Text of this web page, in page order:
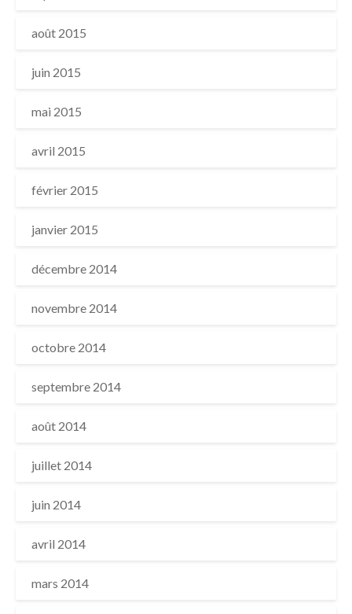
août 2015
juin 2015
mai 2015
avril 2015
février 2015
janvier 2015
décembre 2014
novembre 2014
octobre 2014
septembre 2014
août 2014
juillet 2014
juin 2014
avril 2014
mars 2014